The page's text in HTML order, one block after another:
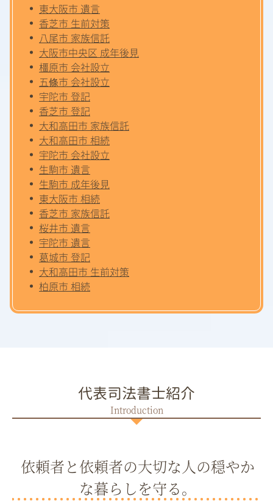
東大阪市 遺言
香芝市 生前対策
八尾市 家族信託
大阪市中央区 成年後見
橿原市 会社設立
五條市 会社設立
宇陀市 登記
香芝市 登記
大和高田市 家族信託
大和高田市 相続
宇陀市 会社設立
生駒市 遺言
生駒市 成年後見
東大阪市 相続
香芝市 家族信託
桜井市 遺言
宇陀市 遺言
葛城市 登記
大和高田市 生前対策
柏原市 相続
代表司法書士紹介
依頼者と依頼者の大切な人の穏やか
な暮らしを守る。